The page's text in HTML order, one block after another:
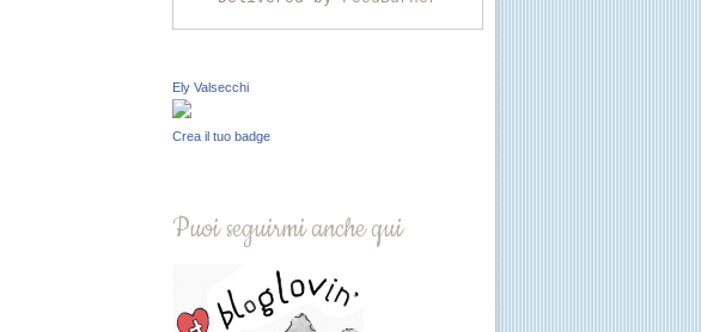
Ely Valsecchi
Crea il tuo badge
Puoi seguirmi anche qui